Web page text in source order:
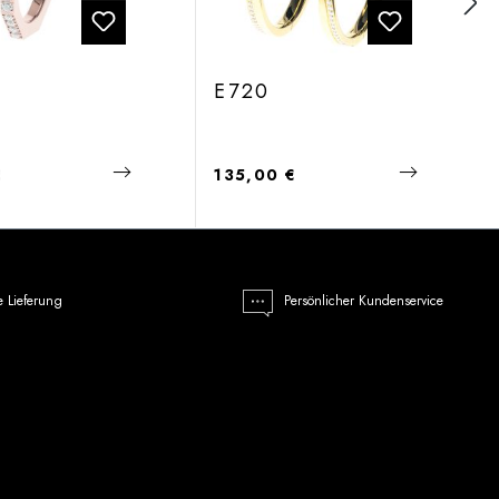
E720
Regulärer Preis:
135,00 €
Lieferung Persönlicher Kundenservice